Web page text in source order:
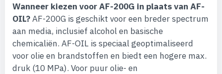
Wanneer kiezen voor AF-200G in plaats van AF-
OIL?AF-200G is geschikt voor een breder spectrum
aan media, inclusief alcohol en basische
chemicaliën. AF-OIL is speciaal geoptimaliseerd
voor olie en brandstoffen en biedt een hogere max.
druk (10 MPa). Voor puur olie- en